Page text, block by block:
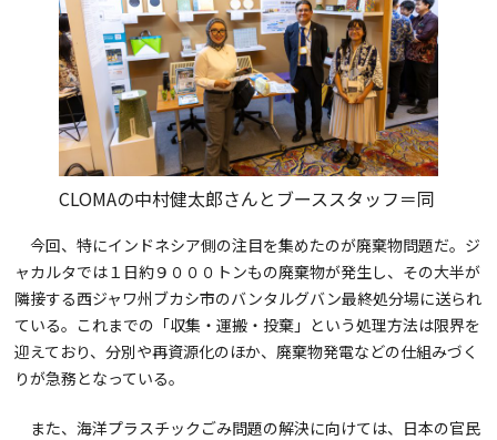
CLOMAの中村健太郎さんとブーススタッフ＝同
今回、特にインドネシア側の注目を集めたのが廃棄物問題だ。ジ
ャカルタでは１日約９０００トンもの廃棄物が発生し、その大半が
隣接する西ジャワ州ブカシ市のバンタルグバン最終処分場に送られ
ている。これまでの「収集・運搬・投棄」という処理方法は限界を
迎えており、分別や再資源化のほか、廃棄物発電などの仕組みづく
りが急務となっている。
また、海洋プラスチックごみ問題の解決に向けては、日本の官民